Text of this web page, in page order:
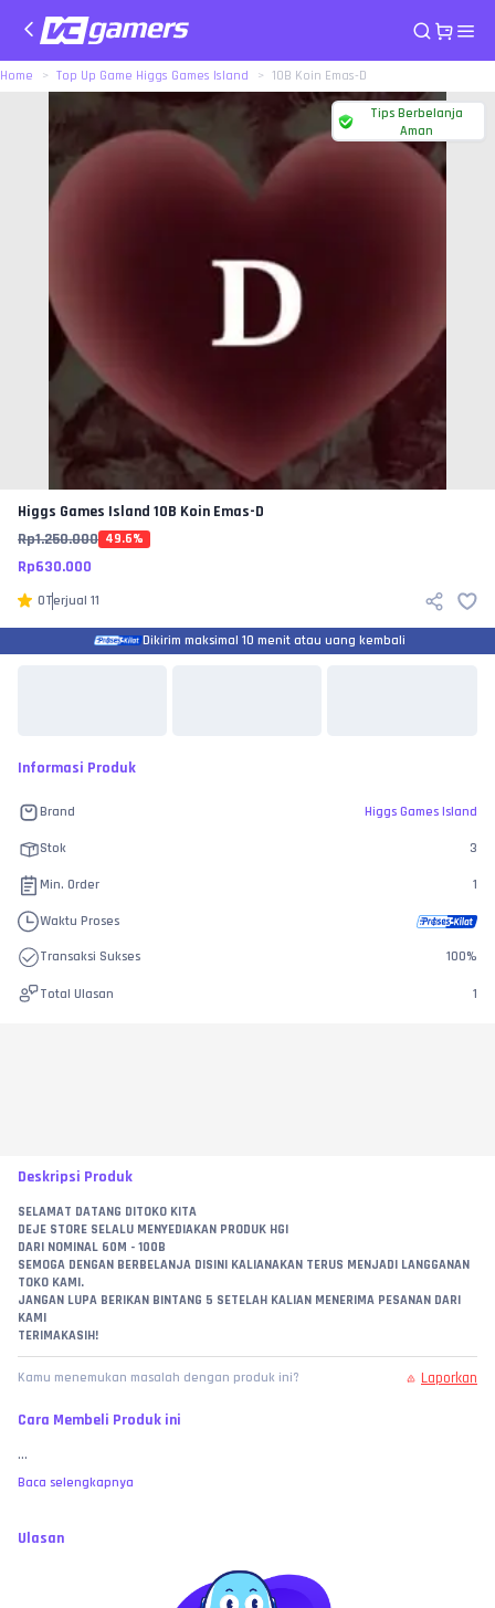
Home Top Up Game Higgs Games Island 10B Koin Emas-D
Tips Berbelanja
Aman
Higgs Games Island 10B Koin Emas-D
Rp1.250.000 49.6%
Rp630.000
0Terjual 11
Dikirim maksimal 10 menit atau uang kembali
Informasi Produk
Brand Higgs Games Island
Stok 3
Min. Order 1
Waktu Proses
Transaksi Sukses 100%
Total Ulasan 1
Deskripsi Produk
SELAMAT DATANG DITOKO KITA
DEJE STORE SELALU MENYEDIAKAN PRODUK HGI
DARI NOMINAL 60M - 100B
SEMOGA DENGAN BERBELANJA DISINI KALIANAKAN TERUS MENJADI LANGGANAN
TOKO KAMI.
JANGAN LUPA BERIKAN BINTANG 5 SETELAH KALIAN MENERIMA PESANAN DARI
KAMI
TERIMAKASIH!
Kamu menemukan masalah dengan produk ini? Laporkan
Cara Membeli Produk ini
...
Baca selengkapnya
Ulasan